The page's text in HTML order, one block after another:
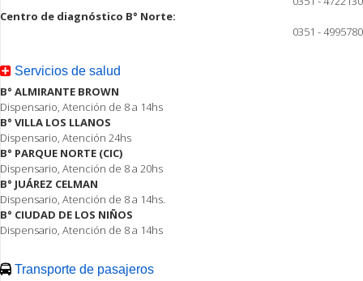
Centro de diagnóstico B° Norte:
0351 - 4995780
Servicios de salud
B° ALMIRANTE BROWN
Dispensario, Atención de 8 a 14hs
B° VILLA LOS LLANOS
Dispensario, Atención 24hs
B° PARQUE NORTE (CIC)
Dispensario, Atención de 8 a 20hs
B° JUÁREZ CELMAN
Dispensario, Atención de 8 a 14hs.
B° CIUDAD DE LOS NIÑOS
Dispensario, Atención de 8 a 14hs
Transporte de pasajeros